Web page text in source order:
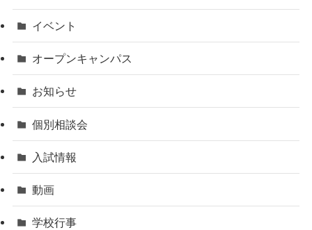
イベント
オープンキャンパス
お知らせ
個別相談会
入試情報
動画
学校行事